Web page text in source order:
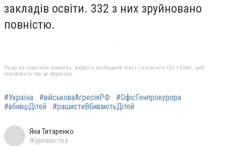
закладів освіти. 332 з них зруйновано
повністю.
Якщо ви помітили помилку, виділіть необхідний текст і натисніть Ctrl + Enter, щоб
повідомити про це редакцію
#Україна #військоваАгресіяРФ
#ОфісГенпрокурора
#вбивціДітей
#рашистиВбиваютьДітей
Яна Титаренко
Журналістка